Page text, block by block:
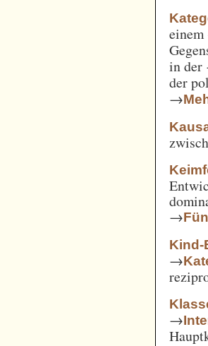
in
der
→
→
Kind-
→
→